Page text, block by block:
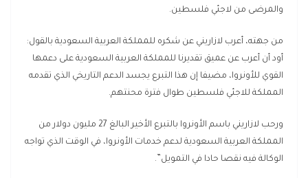
والمرضى من لاجئي فلسطين.
من جهته، أعرب لازاريني عن شكره للمملكة العربية السعودية بالقول:
أود أن أعرب عن عميق تقديرنا للمملكة العربية السعودية على دعمها
القوي للأونروا، مضيفا إن هذا التبرع يجسد الدعم التاريخي الذي تقدمه
المملكة للاجئي فلسطين طوال فترة محنتهم.
ورحب لازاريني باسم الأونروا بالتبرع الأخير البالغ 27 مليون دولار من
المملكة العربية السعودية لدعم خدمات الأونروا، في الوقت الذي تواجه
الوكالة فيه نقصا حادا في التمويل”.